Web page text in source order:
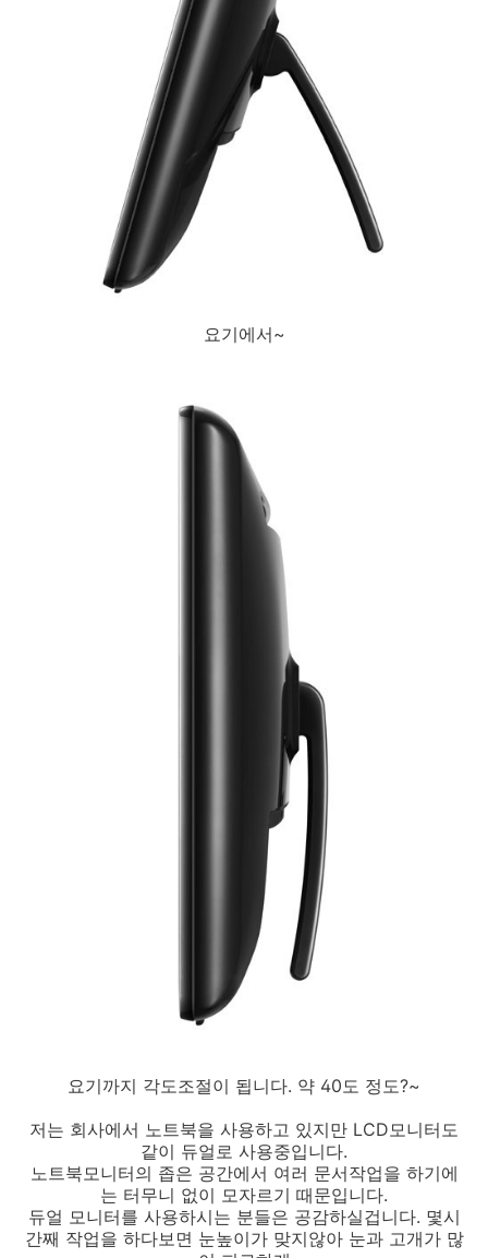
요기에서~
요기까지 각도조절이 됩니다. 약 40도 정도?~
저는 회사에서 노트북을 사용하고 있지만 LCD모니터도
같이 듀얼로 사용중입니다.
노트북모니터의 좁은 공간에서 여러 문서작업을 하기에
는 터무니 없이 모자르기 때문입니다.
듀얼 모니터를 사용하시는 분들은 공감하실겁니다. 몇시
간째 작업을 하다보면 눈높이가 맞지않아 눈과 고개가 많